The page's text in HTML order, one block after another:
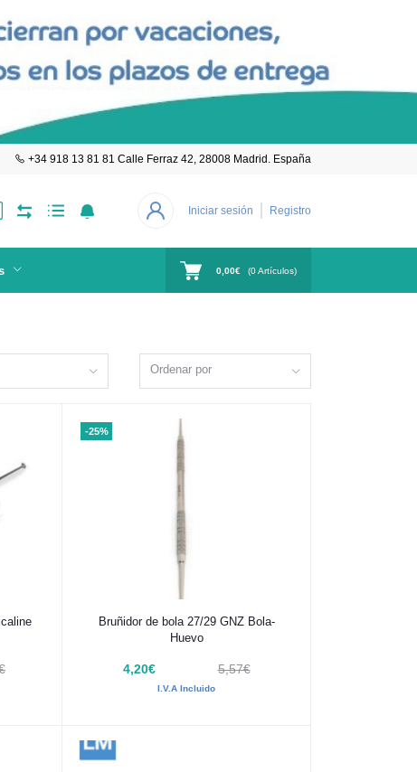
+34 918 13 81 81 Calle Ferraz 42, 28008 Madrid. España
Iniciar sesión Registro
0,00€ (0Artículos)
Ordenar por
-25%
Añadir al carrito
Bruñidor de bola 27/29 GNZ Bola-
Huevo
4,20€ 5,57€
I.V.A Incluido